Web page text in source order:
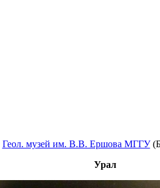
Геол. музей им. В.В. Ершова МГГУ
Урал